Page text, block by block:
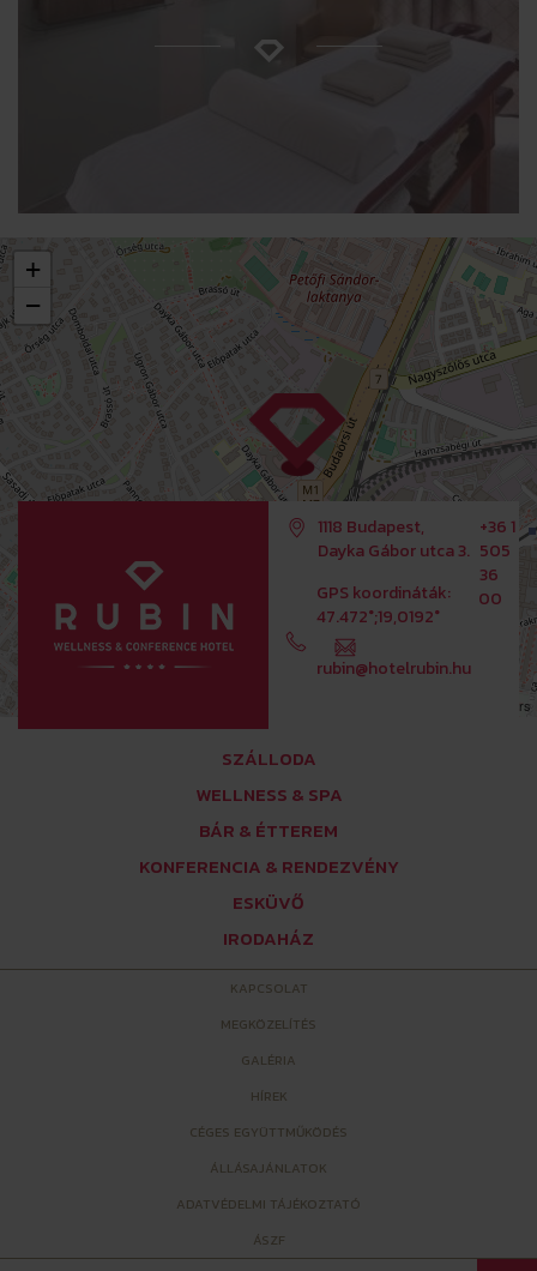
+
−
contributors
1118 Budapest,
Dayka Gábor utca 3.
GPS koordináták:
47.472°;19,0192°
+36 1
505
36
00
rubin@hotelrubin.hu
SZÁLLODA
WELLNESS & SPA
BÁR & ÉTTEREM
KONFERENCIA & RENDEZVÉNY
ESKÜVŐ
IRODAHÁZ
KAPCSOLAT
MEGKÖZELÍTÉS
GALÉRIA
HÍREK
CÉGES EGYÜTTMŰKÖDÉS
ÁLLÁSAJÁNLATOK
ADATVÉDELMI TÁJÉKOZTATÓ
ÁSZF